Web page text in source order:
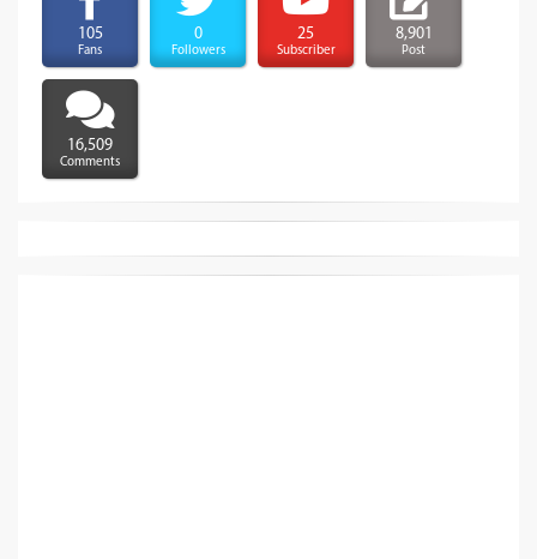
105
Fans
0
Followers
25
Subscriber
8,901
Post
16,509
Comments